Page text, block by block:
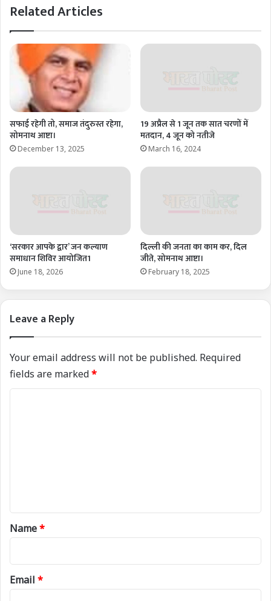
Related Articles
सफाई रहेगी तो, समाज तंदुरुस्त रहेगा,
सोमनाथ आष्टा।
December 13, 2025
19 अप्रैल से 1 जून तक सात चरणों में
मतदान, 4 जून को नतीजे
March 16, 2024
‘सरकार आपके द्वार’ जन कल्याण
समाधान शिविर आयोजित1
June 18, 2026
दिल्ली की जनता का काम कर, दिल
जीते, सोमनाथ आष्टा।
February 18, 2025
Leave a Reply
Your email address will not be published. Required
fields are marked*
*
Name*
Email *